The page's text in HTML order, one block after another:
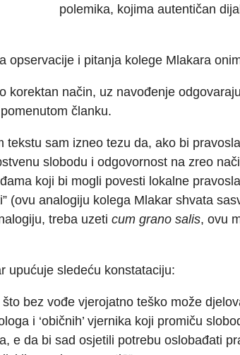
polemika, kojima autentičan
opservacije i pitanja kolege Mlakara
korektan način, uz navođenje
članku.
tekstu sam izneo tezu da, ako bi
slobodu i odgovornost na zreo
koji bi mogli povesti lokalne
(ovu analogiju kolega Mlakar shvata
treba uzeti cum grano salis, ovu
upućuje sledeću konstataciju:
što bez vođe vjerojatno teško može
i ‘običnih’ vjernika koji promiču
e da bi sad osjetili potrebu oslobađati